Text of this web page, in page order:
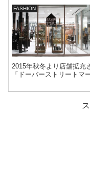
FASHION
2015年秋冬より店舗拡充
「ドーバーストリートマ